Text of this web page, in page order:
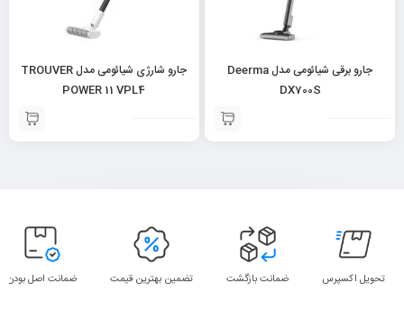
جارو برقی شیائومی مدل Deerma
DX700S
جارو شارژی شیائومی مدل TROUVER
POWER 11 VPL4
تحویل اکسپرس ضمانت بازگشت تضمین بهترین قیمت ضمانت اصل بودن